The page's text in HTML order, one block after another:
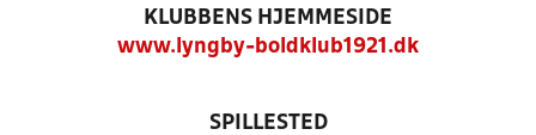
KLUBBENS HJEMMESIDE
www.lyngby-boldklub1921.dk
SPILLESTED